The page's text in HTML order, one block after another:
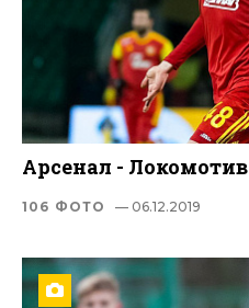
Арсенал - Локомотив
106 ФОТО — 06.12.2019